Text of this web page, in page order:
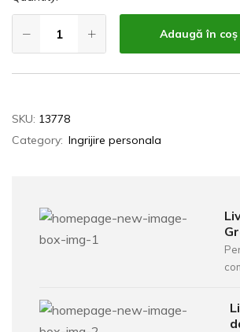
Adaugă în coș
SKU: 13778
Category: Ingrijire personala